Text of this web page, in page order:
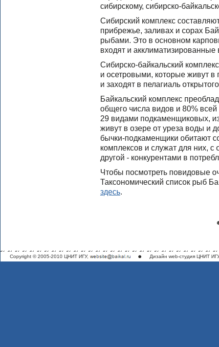
сибирскому, сибирско-
Сибирский комплекс
прибрежье, заливах и сорах
рыбами. Это в основном
входят и
Сибирско-байкальский
и осетровыми, которые живут в
и заходят в пелагиаль
Байкальский комплекс
общего числа видов и 80%
29 видами подкаменщиковых,
живут в озере от уреза воды и
бычки-подкаменщики обитают
комплексов и служат для них,
другой - конкурентами в
Чтобы посмотреть повидовые
Таксономический список рыб
здесь.
Copyright © 2005-2010 ЦНИТ ИГУ, Дизайн web-студия ЦНИТ